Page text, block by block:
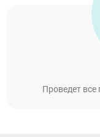
Проведет